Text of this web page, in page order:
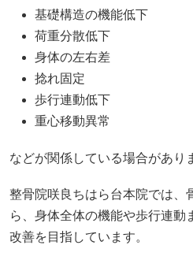
基礎構造の機能低下
荷重分散低下
身体の左右差
捻れ固定
歩行連動低下
重心移動異常
などが関係している場合があり
整骨院咲良ちはら台本院では、
ら、身体全体の機能や歩行連動
改善を目指しています。